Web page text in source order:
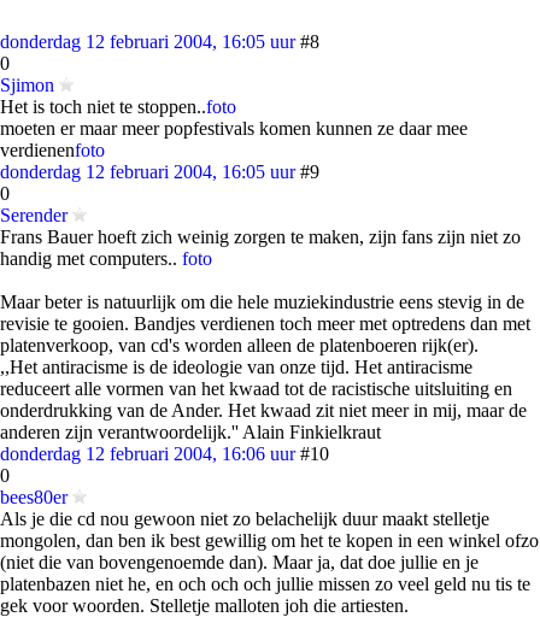
donderdag 12 februari 2004, 16:05 uur #8
0
Sjimon
Het is toch niet te stoppen..foto
moeten er maar meer popfestivals komen kunnen ze daar mee
verdienenfoto
donderdag 12 februari 2004, 16:05 uur #9
0
Serender
Frans Bauer hoeft zich weinig zorgen te maken, zijn fans zijn niet zo
handig met computers.. foto
Maar beter is natuurlijk om die hele muziekindustrie eens stevig in de
revisie te gooien. Bandjes verdienen toch meer met optredens dan met
platenverkoop, van cd's worden alleen de platenboeren rijk(er).
,,Het antiracisme is de ideologie van onze tijd. Het antiracisme
reduceert alle vormen van het kwaad tot de racistische uitsluiting en
onderdrukking van de Ander. Het kwaad zit niet meer in mij, maar de
anderen zijn verantwoordelijk.'' Alain Finkielkraut
donderdag 12 februari 2004, 16:06 uur #10
0
bees80er
Als je die cd nou gewoon niet zo belachelijk duur maakt stelletje
mongolen, dan ben ik best gewillig om het te kopen in een winkel ofzo
(niet die van bovengenoemde dan). Maar ja, dat doe jullie en je
platenbazen niet he, en och och och jullie missen zo veel geld nu tis te
gek voor woorden. Stelletje malloten joh die artiesten.